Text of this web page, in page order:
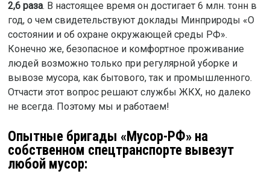
2,6 раза. В настоящее время он достигает 6 млн. тонн в
год, о чем свидетельствуют доклады Минприроды «О
состоянии и об охране окружающей среды РФ».
Конечно же, безопасное и комфортное проживание
людей возможно только при регулярной уборке и
вывозе мусора, как бытового, так и промышленного.
Отчасти этот вопрос решают службы ЖКХ, но далеко
не всегда. Поэтому мы и работаем!
Опытные бригады «Мусор-РФ» на
собственном спецтранспорте вывезут
любой мусор: